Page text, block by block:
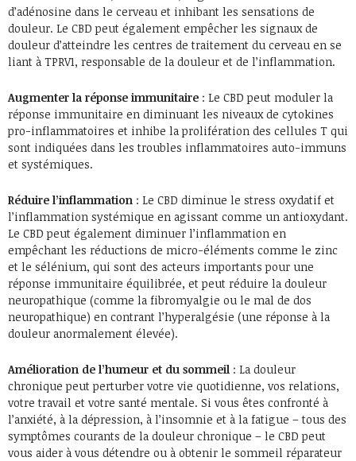
d’adénosine dans le cerveau et inhibant les sensations de
douleur. Le CBD peut également empêcher les signaux de
douleur d’atteindre les centres de traitement du cerveau en se
liant à TPRV1, responsable de la douleur et de l’inflammation.
Augmenter la réponse immunitaire : Le CBD peut moduler la
réponse immunitaire en diminuant les niveaux de cytokines
pro-inflammatoires et inhibe la prolifération des cellules T qui
sont indiquées dans les troubles inflammatoires auto-immuns
et systémiques.
Réduire l’inflammation : Le CBD diminue le stress oxydatif et
l’inflammation systémique en agissant comme un antioxydant.
Le CBD peut également diminuer l’inflammation en
empêchant les réductions de micro-éléments comme le zinc
et le sélénium, qui sont des acteurs importants pour une
réponse immunitaire équilibrée, et peut réduire la douleur
neuropathique (comme la fibromyalgie ou le mal de dos
neuropathique) en contrant l’hyperalgésie (une réponse à la
douleur anormalement élevée).
Amélioration de l’humeur et du sommeil : La douleur
chronique peut perturber votre vie quotidienne, vos relations,
votre travail et votre santé mentale. Si vous êtes confronté à
l’anxiété, à la dépression, à l’insomnie et à la fatigue – tous des
symptômes courants de la douleur chronique – le CBD peut
vous aider à vous détendre ou à obtenir le sommeil réparateur